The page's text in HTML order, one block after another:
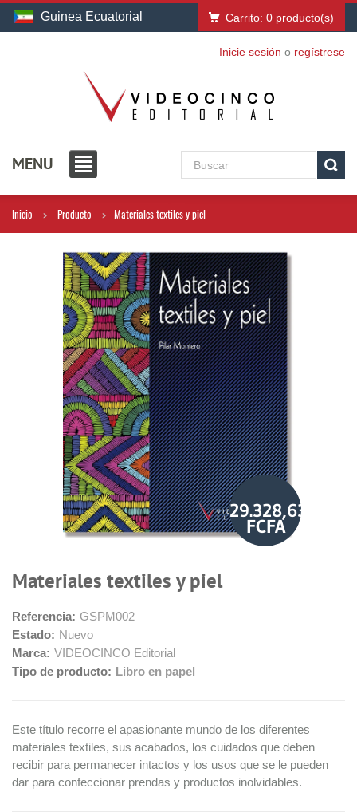
Guinea Ecuatorial Carrito: 0 producto(s)
Inicie sesión o regístrese
MENU
Inicio Producto Materiales textiles y piel
29.328,63
FCFA
Materiales textiles y piel
Referencia: GSPM002
Estado: Nuevo
Marca: VIDEOCINCO Editorial
Tipo de producto: Libro en papel
Este título recorre el apasionante mundo de los diferentes
materiales textiles, sus acabados, los cuidados que deben
recibir para permanecer intactos y los usos que se le pueden
dar para confeccionar prendas y productos inolvidables.